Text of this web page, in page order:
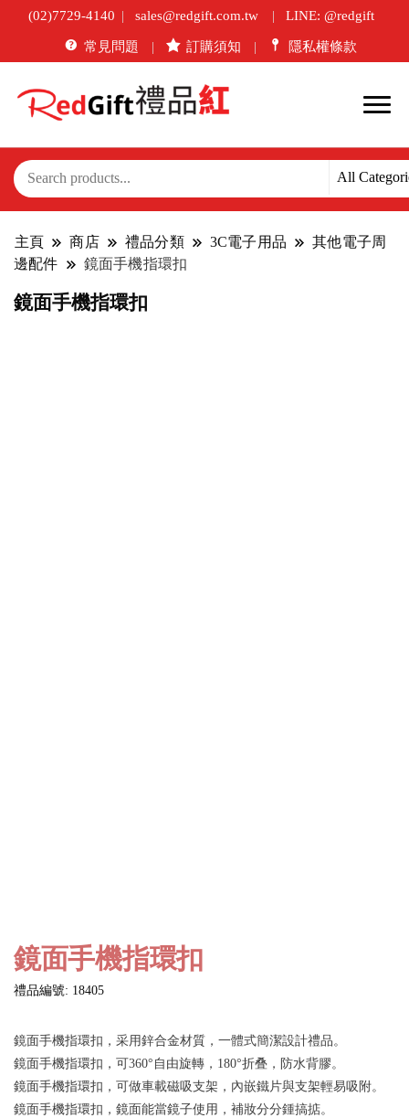
(02)7729-4140 sales@redgift.com.tw LINE: @redgift
常見問題 訂購須知 隱私權條款
主頁 商店 禮品分類 3C電子用品
其他電子周
邊配件
鏡面手機指環扣
鏡面手機指環扣
鏡面手機指環扣
禮品編號: 18405
鏡面手機指環扣，采用鋅合金材質，一體式簡潔設計禮品。
鏡面手機指環扣，可360°自由旋轉，180°折叠，防水背膠。
鏡面手機指環扣，可做車載磁吸支架，內嵌鐵片與支架輕易吸附。
鏡面手機指環扣，鏡面能當鏡子使用，補妝分分鍾搞掂。